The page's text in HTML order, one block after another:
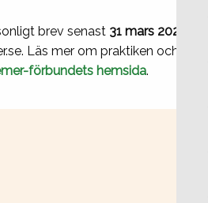
brev senast 31 mars 2022
Läs mer om praktiken och
förbundets hemsida.